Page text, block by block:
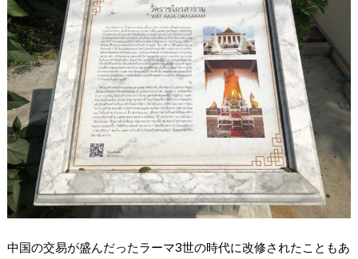
中国の交易が盛んだったラーマ3世の時代に改修されたこともあ